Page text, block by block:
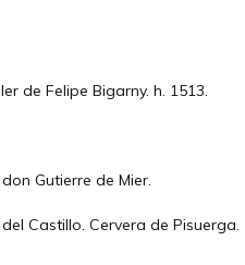
de Felipe Bigarny. h. 1513.
Gutierre de Mier.
Castillo. Cervera de Pisuerga.